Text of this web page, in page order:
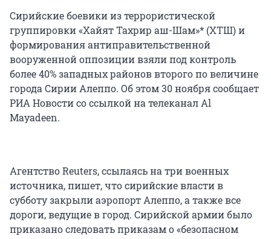
Сирийские боевики из террористической
группировки «Хайят Тахрир аш-Шам»* (ХТШ) и
формирования антиправительственной
вооруженной оппозиции взяли под контроль
более 40% западных районов второго по величине
города Сирии Алеппо. Об этом 30 ноября сообщает
РИА Новости со ссылкой на телеканал Al
Mayadeen.
Агентство Reuters, ссылаясь на три военных
источника, пишет, что сирийские власти в
субботу закрыли аэропорт Алеппо, а также все
дороги, ведущие в город. Сирийской армии было
приказано следовать приказам о «безопасном